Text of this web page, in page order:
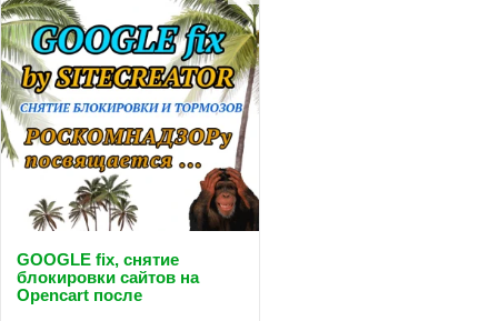
GOOGLE fix, снятие
блокировки сайтов на
Opencart после